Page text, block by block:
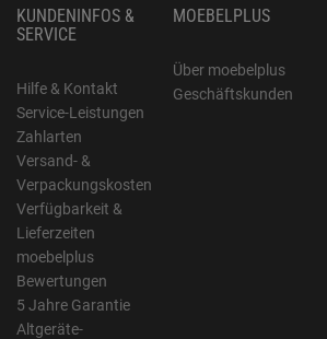
KUNDENINFOS &
SERVICE
Hilfe & Kontakt
Service-Leistungen
Zahlarten
Versand- &
Verpackungskosten
Verfügbarkeit &
Lieferzeiten
moebelplus
Bewertungen
5 Jahre Garantie
Altgeräte-
MOEBELPLUS
Über moebelplus
Geschäftskunden